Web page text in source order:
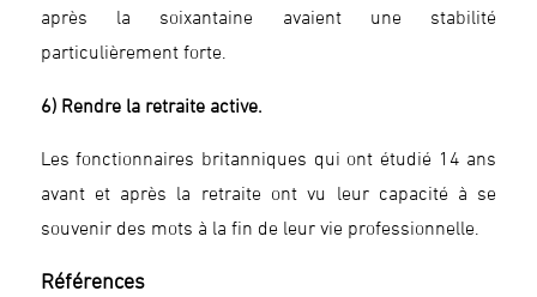
après la soixantaine avaient une stabilité
particulièrement forte.
6) Rendre la retraite active.
Les fonctionnaires britanniques qui ont étudié 14 ans
avant et après la retraite ont vu leur capacité à se
souvenir des mots à la fin de leur vie professionnelle.
Références